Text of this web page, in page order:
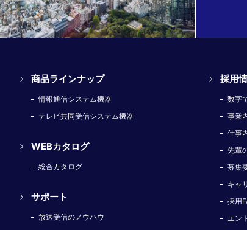
商品ラインナップ
情報通信システム機器
テレビ共同受信システム機器
WEBカタログ
総合カタログ
サポート
放送受信のノウハウ
採用
数字
事業
仕事
先輩
募集
キャ
採用
エン